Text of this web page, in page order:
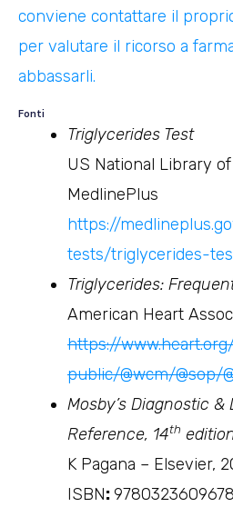
conviene contattare il
per valutare il ricorso a
abbassarli.
Fonti
Triglycerides Test
US National Library
MedlinePlus
https://
tests/triglycerides-
Triglycerides:
American Heart
https://
public/@wcm/@sop/
Mosby’s Diagnostic &
Reference, 14th
K Pagana – Elsevier,
ISBN: 9780323609678